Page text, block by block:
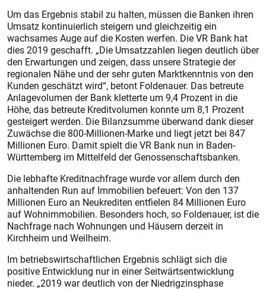
Um das Ergebnis stabil zu halten, müssen die Banken ihren
Umsatz kontinuierlich steigern und gleichzeitig ein
wachsames Auge auf die Kosten werfen. Die VR Bank hat
dies 2019 geschafft. „Die Umsatzzahlen liegen deutlich über
den Erwartungen und zeigen, dass unsere Strategie der
regionalen Nähe und der sehr guten Marktkenntnis von den
Kunden geschätzt wird“, betont Foldenauer. Das betreute
Anlagevolumen der Bank kletterte um 9,4 Prozent in die
Höhe, das betreute Kreditvolumen konnte um 8,1 Prozent
gesteigert werden. Die Bilanzsumme überwand dank dieser
Zuwächse die 800-Millionen-Marke und liegt jetzt bei 847
Millionen Euro. Damit spielt die VR Bank nun in Baden-
Württemberg im Mittelfeld der Genossenschaftsbanken.
Die lebhafte Kreditnachfrage wurde vor allem durch den
anhaltenden Run auf Immobilien befeuert: Von den 137
Millionen Euro an Neukrediten entfielen 84 Millionen Euro
auf Wohnimmobilien. Besonders hoch, so Foldenauer, ist die
Nachfrage nach Wohnungen und Häusern derzeit in
Kirchheim und Weilheim.
Im betriebswirtschaftlichen Ergebnis schlägt sich die
positive Entwicklung nur in einer Seitwärts­entwicklung
nieder. „2019 war deutlich von der Niedrigzinsphase